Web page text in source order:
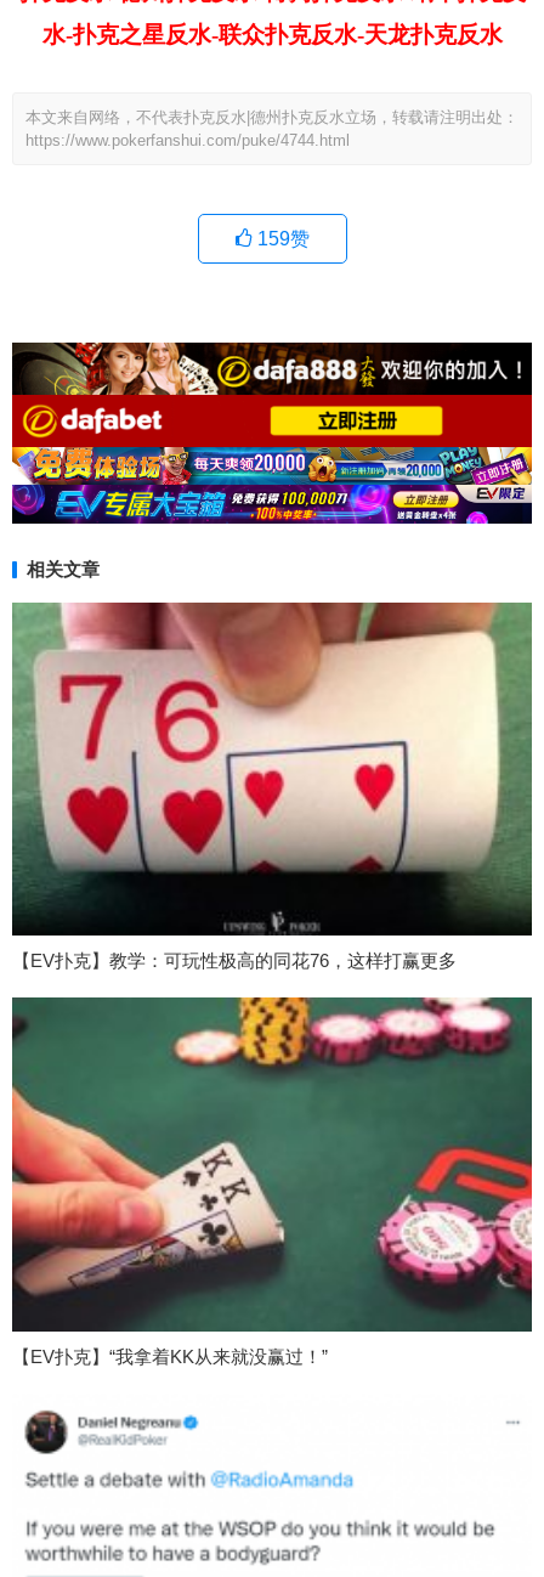
水-扑克之星反水-联众扑克反水-天龙扑克反水
本文来自网络，不代表扑克反水|德州扑克反水立场，转载请注明出处：
https://www.pokerfanshui.com/puke/4744.html
159赞
相关文章
【EV扑克】教学：可玩性极高的同花76，这样打赢更多
【EV扑克】“我拿着KK从来就没赢过！”